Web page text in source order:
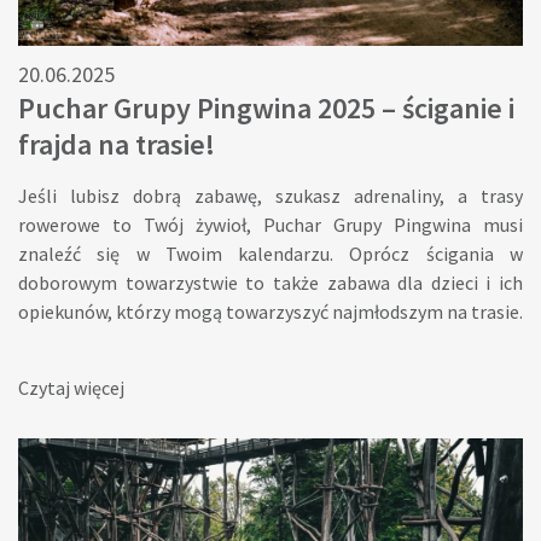
20.06.2025
Puchar Grupy Pingwina 2025 – ściganie i
frajda na trasie!
Jeśli lubisz dobrą zabawę, szukasz adrenaliny, a trasy
rowerowe to Twój żywioł, Puchar Grupy Pingwina musi
znaleźć się w Twoim kalendarzu. Oprócz ścigania w
doborowym towarzystwie to także zabawa dla dzieci i ich
opiekunów, którzy mogą towarzyszyć najmłodszym na trasie.
zawody to nie tylko ściganie, ale i świetna okazja do
Pingwina to także szczególna impreza dla maluchów!
Najmłodszym uczestnikom Pucharu Grupy Pingwina na trasie
towarzyszą rodzice. Organizatorzy każdej rundy umożliwiają
Czytaj więcej